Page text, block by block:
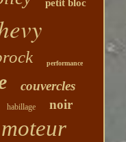
petit bloc
performance
couvercles
habillage noir
moteur